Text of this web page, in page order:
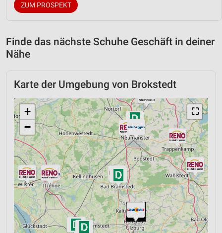
ZUM PROSPEKT
Finde das nächste Schuhe Geschäft in deiner
Nähe
Karte der Umgebung von Brokstedt
⛶
+
−